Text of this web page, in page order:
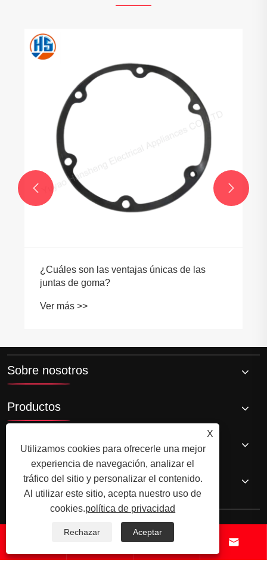
las ventajas únicas de las
Ver más >>
 
Sobre nosotros
Productos
Noticias
Contáctenos
 
X
Utilizamos cookies para ofrecerle una mejor
experiencia de navegación, analizar el
tráfico del sitio y personalizar el contenido.
Al utilizar este sitio, acepta nuestro uso de
cookies.política de privacidad
Rechazar Aceptar